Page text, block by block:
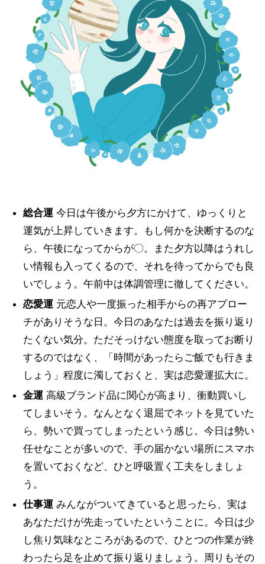
総合運今日は午後から夕方にかけて、ゆっくりと
運気が上昇していきます。もし何かを決断するのな
ら、午後になってからが〇。また夕方以降はうれし
い情報も入ってくるので、それを待ってからでも良
いでしょう。午前中は体調管理に徹してください。
恋愛運元恋人や一度振った相手からの再アプロー
チがありそうな日。今日のあなたは過去を振り返り
たくない気分。ただそっけない態度を取ってお断り
するのではなく、「時間があったらご飯でも行きま
しょう」程度に濁しておくと、実は恋愛運拡大に。
金運高級ブランド品に関心が高まり、衝動買いし
てしまいそう。なんとなく退屈でネットを見ていた
ら、勢いで買ってしまったという感じ。今日は勢い
任せなことが多いので、手の届かない場所にスマホ
を置いておくなど、ひと呼吸置く工夫をしましょ
う。
仕事運みんながついてきていると思ったら、実は
あなただけが先走っていたということに。今日は少
し焦り気味なところがあるので、ひとつの作業が終
わったら足を止めて振り返りましょう。周りもその